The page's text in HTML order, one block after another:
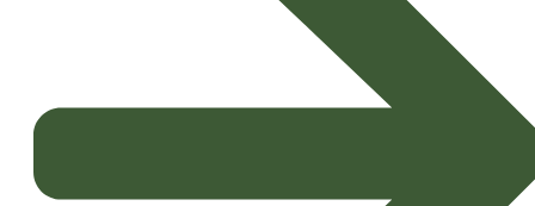
agrícola, impulsionado pela necessidade de maior sustentabilidade e
eficiência: